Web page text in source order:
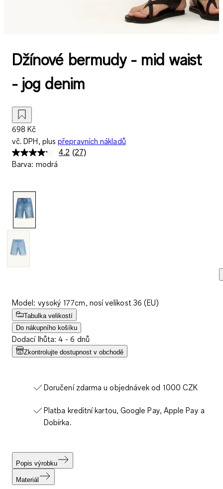
Džínové bermudy - mid waist
- jog denim
698 Kč
vč. DPH, plus přepravních nákladů
4.2 Přečtěte
(27)
Barva: modrá
Model: vysoký 177cm, nosí velikost 36 (EU)
Tabulka velikostí
Do nákupního košíku
Dodací lhůta: 4 - 6 dnů
Zkontrolujte dostupnost v obchodě
Doručení zdarma u objednávek od 1000 CZK
Platba kreditní kartou, Google Pay, Apple Pay a
Dobírka.
Popis výrobku
Materiál